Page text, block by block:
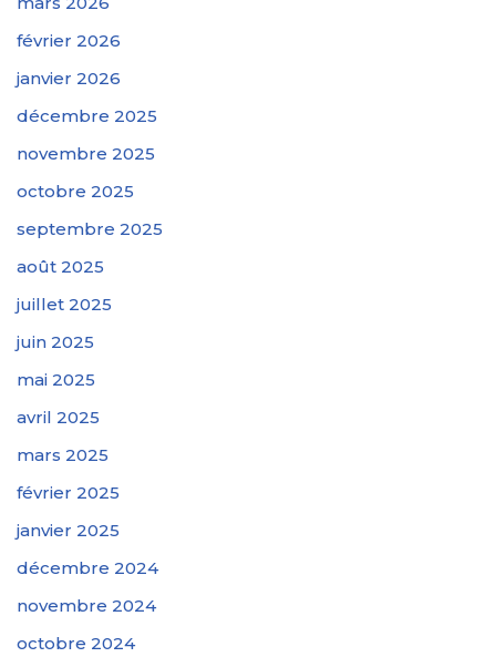
février 2026
janvier 2026
décembre 2025
novembre 2025
octobre 2025
septembre 2025
août 2025
juillet 2025
juin 2025
mai 2025
avril 2025
mars 2025
février 2025
janvier 2025
décembre 2024
novembre 2024
octobre 2024